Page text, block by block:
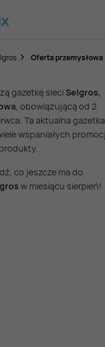
Oferta przemysłowa
gazetkę sieci Selgros,
, obowiązującą od 2
Ta aktualna gazetka
wspaniałych
co jeszcze ma do
w miesiącu sierpień!